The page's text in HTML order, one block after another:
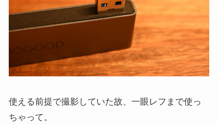
使える前提で撮影していた故、一眼レフまで使っ
ちゃって。